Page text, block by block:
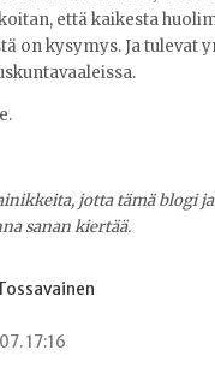
että kaikesta
on kysymys. Ja tulevat
jotta tämä blogi ja
sanan kiertää.
17:16